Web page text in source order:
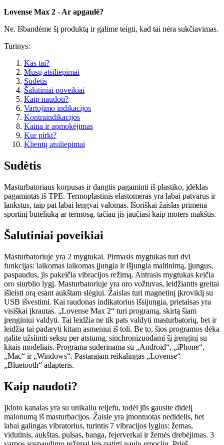
Lovense Max 2 - Ar apgaulė?
Ne. Išbandėme šį produktą ir galime teigti, kad tai nėra sukčiavimas.
Turinys:
Kas tai?
Mūsų atsiliepimai
Sudėtis
Šalutiniai poveikiai
Kaip naudoti?
Vartojimo indikacijos
Kontraindikacijos
Kaina ir apmokėjimas
Kur pirkt?
Klientų atsiliepimai
Sudėtis
Masturbatoriaus korpusas ir dangtis pagaminti iš plastiko, įdėklas
pagamintas iš TPE. Termoplastinis elastomeras yra labai patvarus ir
lankstus, taip pat labai lengvai valomas. Išoriškai žaislas primena
sportinį buteliuką ar termosą, tačiau jis jaučiasi kaip moters makštis.
Šalutiniai poveikiai
Masturbatoriuje yra 2 mygtukai. Pirmasis mygtukas turi dvi
funkcijas: laikomas laikomas įjungia ir išjungia maitinimą, įjungus,
paspaudus, jis pakeičia vibracijos režimą. Antrasis mygtukas keičia
oro siurblio lygį. Masturbatoriuje yra oro vožtuvas, leidžiantis greitai
išleisti orą esant aukštam slėgiui. Žaislas turi magnetinį įkroviklį su
USB išvestimi. Kai raudonas indikatorius išsijungia, prietaisas yra
visiškai įkrautas. „Lovense Max 2“ turi programą, skirtą šiam
įrenginiui valdyti. Tai leidžia ne tik pats valdyti masturbatorių, bet ir
leidžia tai padaryti kitam asmeniui iš toli. Be to, šios programos dėka
galite užsiimti seksu per atstumą, sinchronizuodami šį įrenginį su
kitais modeliais. Programa suderinama su „Android“, „iPhone“,
„Mac“ ir „Windows“. Pastarajam reikalingas „Lovense“
„Bluetooth“ adapteris.
Kaip naudoti?
Įkloto kanalas yra su unikaliu reljefu, todėl jūs gausite didelį
malonumą iš masturbacijos. Žaisle yra įmontuotas nedidelis, bet
labai galingas vibratorius, turintis 7 vibracijos lygius: žemas,
vidutinis, aukštas, pulsas, banga, fejerverkai ir žemės drebėjimas. 3